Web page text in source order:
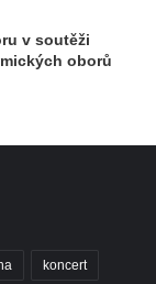
v soutěži
oborů
koncert